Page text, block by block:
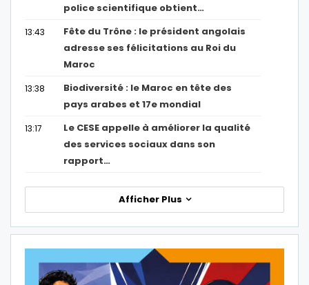
police scientifique obtient…
13:43
Fête du Trône : le président angolais
adresse ses félicitations au Roi du
Maroc
13:38
Biodiversité : le Maroc en tête des
pays arabes et 17e mondial
13:17
Le CESE appelle à améliorer la qualité
des services sociaux dans son
rapport…
Afficher Plus